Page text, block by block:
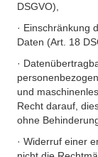
DSGVO),
· Einschränkung
Daten (Art. 18
·
und
Recht darauf,
ohne
· Widerruf einer